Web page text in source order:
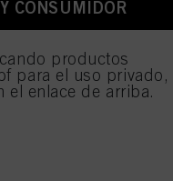
CONSUMIDOR
productos
para el uso privado,
el enlace de arriba.
sean técnicamente